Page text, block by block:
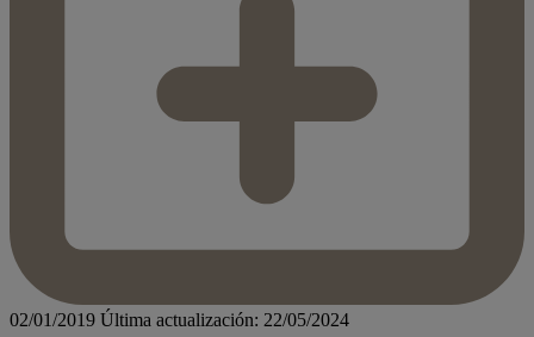
02/01/2019 Última actualización: 22/05/2024